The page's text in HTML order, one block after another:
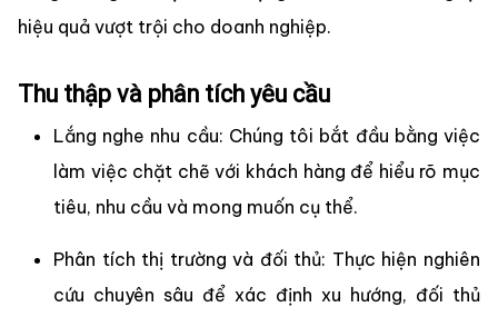
hiệu quả vượt trội cho doanh nghiệp.
Thu thập và phân tích yêu cầu
Lắng nghe nhu cầu: Chúng tôi bắt đầu bằng việc
làm việc chặt chẽ với khách hàng để hiểu rõ mục
tiêu, nhu cầu và mong muốn cụ thể.
Phân tích thị trường và đối thủ: Thực hiện nghiên
cứu chuyên sâu để xác định xu hướng, đối thủ